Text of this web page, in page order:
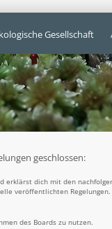
Gesellschaft
geschlossen:
erklärst dich mit den
veröffentlichten Regelungen.
des Boards zu nutzen.